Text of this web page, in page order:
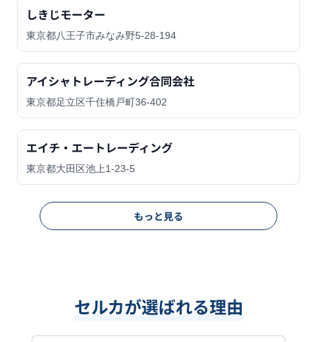
しきじモーター
東京都八王子市みなみ野5-28-194
アイシャトレーディング合同会社
東京都足立区千住橋戸町36-402
エイチ・エートレーディング
東京都大田区池上1-23-5
もっと見る
セルカが選ばれる理由